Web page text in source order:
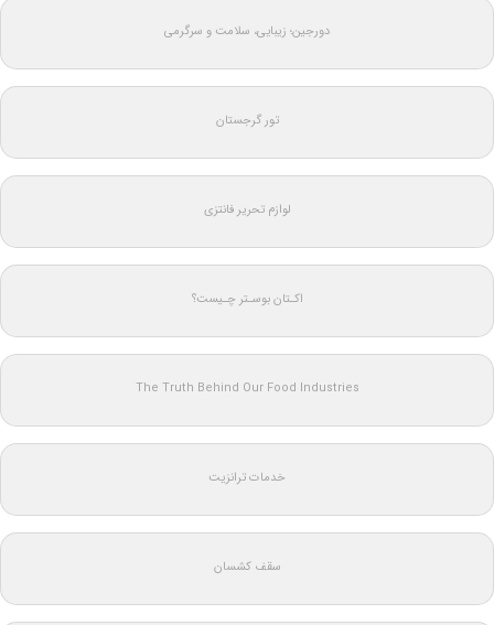
دورجین؛ زیبایی، سلامت و سرگرمی
تور گرجستان
لوازم تحریر فانتزی
اکـتان بوسـتر چـیست؟
The Truth Behind Our Food Industries
خدمات ترانزیت
سقف کشسان